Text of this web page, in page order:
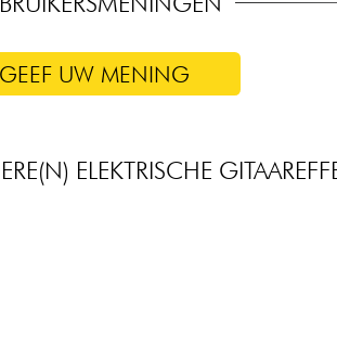
GEEF UW MENING
ELEKTRISCHE